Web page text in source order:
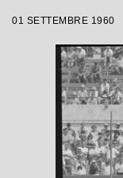
01 SETTEMBRE 1960